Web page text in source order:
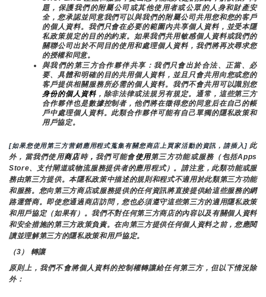
題，保護我們的附屬公司或其他使用者或公眾的人身和財產安
全，您承認並同意我們可以與我們的附屬公司共用您和您的客戶
的個人資料。我們只會在必要的範圍內共享個人資料，並受本隱
私政策規定的目的的約束。如果我們共用敏感個人資料或我們的
關聯公司出於不同目的使用和處理個人資料，我們將再次尋求您
的授權和同意。
與我們的第三方合作夥伴共享：我們只會出於合法、正當、必
要、具體和明確的目的共用個人資料，並且只會共用向您或您的
客戶提供相關服務所必需的個人資料。我們不會共用可以識別您
身份的個人資料，除非法律或法規另有規定。通常，這些第三方
合作夥伴也是數據控制者，他們將在徵得您的同意后在自己的帳
戶中處理個人資料。此類合作夥伴可能有自己單獨的隱私政策和
用戶協定。
[如果您使用第三方营銷應用程式蒐集有關您商店上買家活動的資訊，請插入] 此
外，當我們使用商店時，我們可能會使用第三方功能或服務（包括Apps
Store、支付閘道或物流服務提供者的應用程式）。請注意，此類功能或服
務由第三方提供。本隱私政策中描述的規則和程式不適用於此類第三方功能
和服務。您向第三方商店或服務提供的任何資訊將直接提供給這些服務的網
路運營商。即使您通過商店訪問，您也必須遵守這些第三方的適用隱私政策
和用戶協定（如果有）。我們不對任何第三方商店的內容以及有關個人資料
和安全措施的第三方政策負責。在向第三方提供任何個人資料之前，您應閱
讀並理解第三方的隱私政策和用戶協定。
（3） 轉讓
原則上，我們不會將個人資料的控制權轉讓給任何第三方，但以下情況除
外：